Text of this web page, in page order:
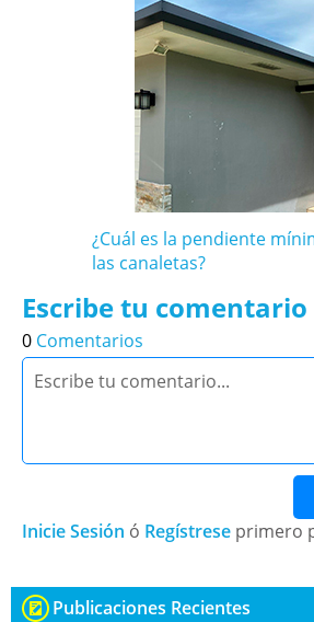
¿Cuál es la pendiente
las canaletas?
Escribe tu comentario
0 Comentarios
Inicie Sesión ó Regístrese primero
Publicaciones Recientes